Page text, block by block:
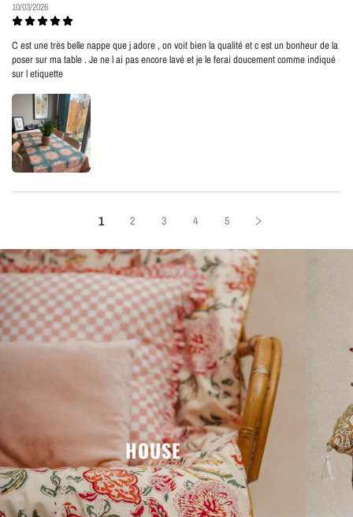
10/03/2026
C est une très belle nappe que j adore , on voit bien la qualité et c est un bonheur de la
poser sur ma table . Je ne l ai pas encore lavé et je le ferai doucement comme indiqué
sur l etiquette
1 2 3 4 5
HOUSE